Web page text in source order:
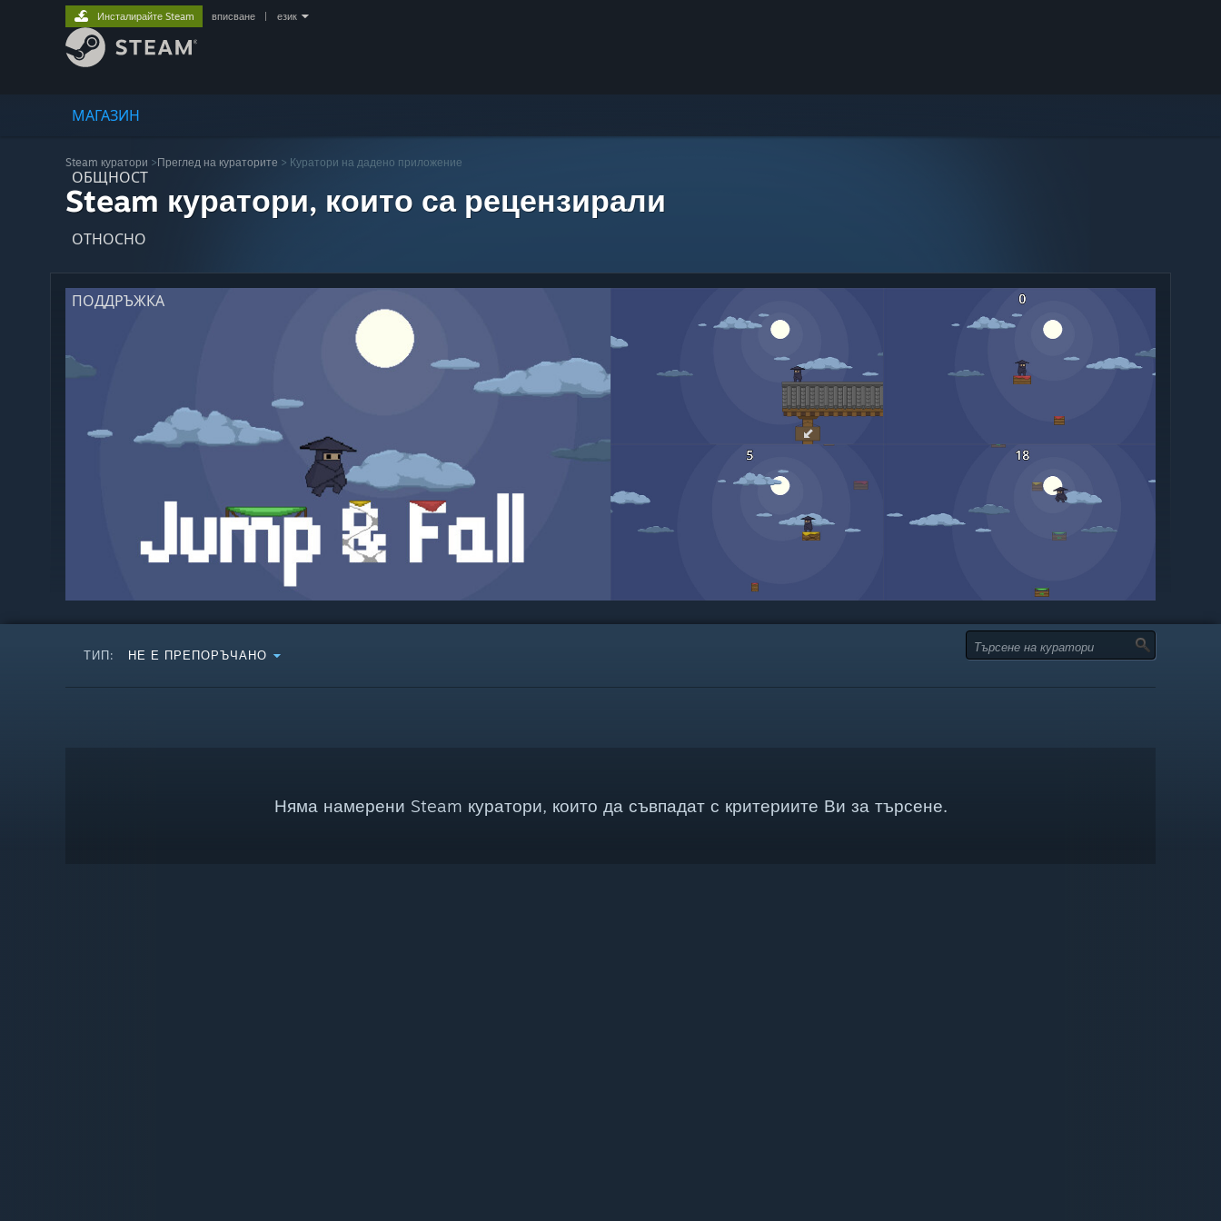
МАГАЗИН
ОБЩНОСТ
ОТНОСНО
ПОДДРЪЖКА
Инсталирайте Steam вписване език
Steam куратори >Преглед на кураторите > Куратори на дадено приложение
Steam куратори, които са рецензирали
ТИП: НЕ Е ПРЕПОРЪЧАНО
Няма намерени Steam куратори, които да съвпадат с критериите Ви за търсене.